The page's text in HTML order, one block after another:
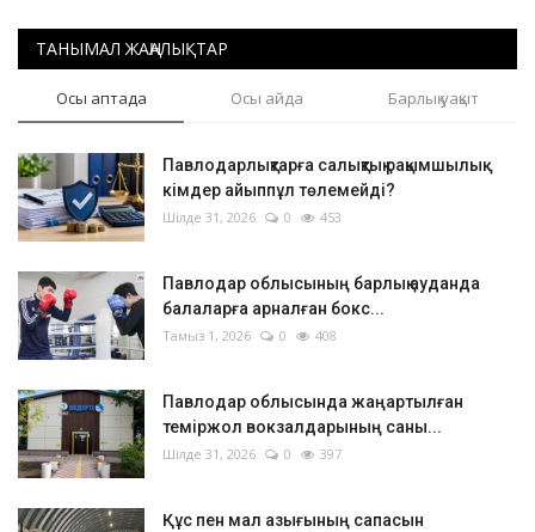
ТАНЫМАЛ ЖАҢАЛЫҚТАР
Осы аптада Осы айда Барлық уақыт
Павлодарлықтарға салықтық рақымшылық:
кімдер айыппұл төлемейді?
Шілде 31, 2026 0 453
Павлодар облысының барлық ауданда
балаларға арналған бокс...
Тамыз 1, 2026 0 408
Павлодар облысында жаңартылған
теміржол вокзалдарының саны...
Шілде 31, 2026 0 397
Құс пен мал азығының сапасын